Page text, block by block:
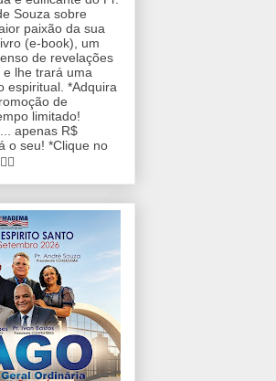
Souza sobre
paixão da sua
(e-book), um
de revelações
lhe trará uma
espiritual. *Adquira
de
limitado!
apenas R$
o seu! *Clique no